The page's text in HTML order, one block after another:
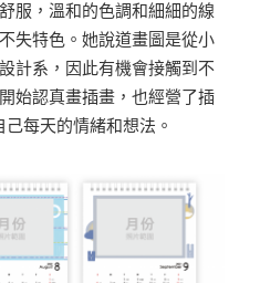
服，溫和的色調和細細的線
失特色。她說道畫圖是從小
計系，因此有機會接觸到不
始認真畫插畫，也經營了插
每天的情緒和想法。